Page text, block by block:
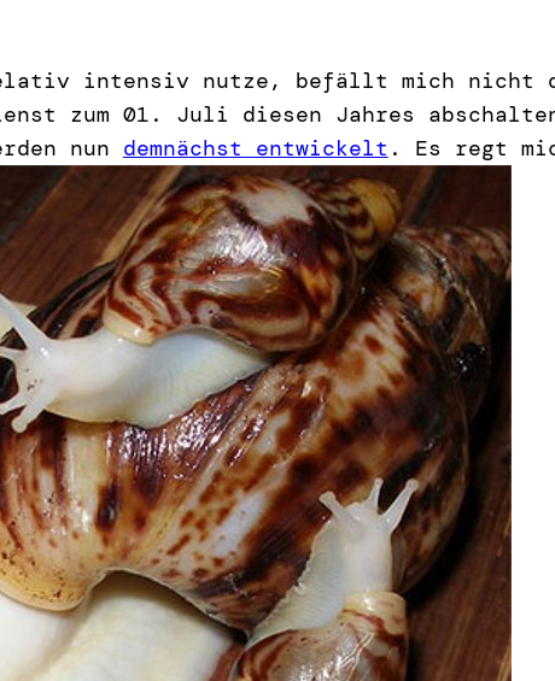
intensiv nutze, befällt mich nicht
zum 01. Juli diesen Jahres
nun demnächst entwickelt . Es regt